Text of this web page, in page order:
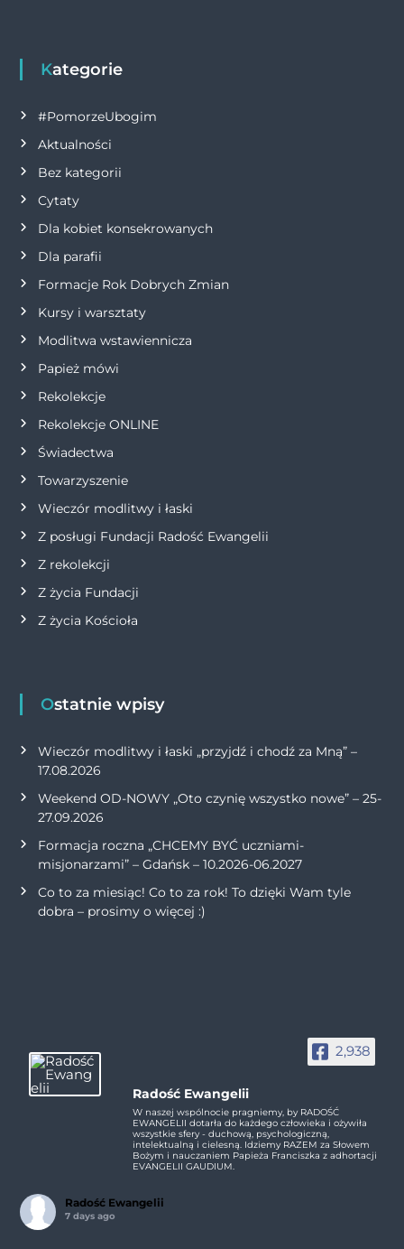
b
o
k
er
Kategorie
#PomorzeUbogim
Aktualności
Bez kategorii
Cytaty
Dla kobiet konsekrowanych
Dla parafii
Formacje Rok Dobrych Zmian
Kursy i warsztaty
Modlitwa wstawiennicza
Papież mówi
Rekolekcje
Rekolekcje ONLINE
Świadectwa
Towarzyszenie
Wieczór modlitwy i łaski
Z posługi Fundacji Radość Ewangelii
Z rekolekcji
Z życia Fundacji
Z życia Kościoła
Ostatnie wpisy
Wieczór modlitwy i łaski „przyjdź i chodź za Mną” –
17.08.2026
Weekend OD-NOWY „Oto czynię wszystko nowe” – 25-
27.09.2026
Formacja roczna „CHCEMY BYĆ uczniami-
misjonarzami” – Gdańsk – 10.2026-06.2027
Co to za miesiąc! Co to za rok! To dzięki Wam tyle
dobra – prosimy o więcej :)
2,938
Radość Ewangelii
W naszej wspólnocie pragniemy, by RADOŚĆ
EWANGELII dotarła do każdego człowieka i ożywiła
wszystkie sfery - duchową, psychologiczną,
intelektualną i cielesną. Idziemy RAZEM za Słowem
Bożym i nauczaniem Papieża Franciszka z adhortacji
EVANGELII GAUDIUM.
Radość Ewangelii
7 days ago